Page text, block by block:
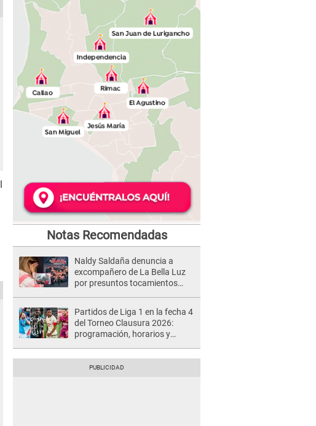
Notas Recomendadas
Naldy Saldaña denuncia a
excompañero de La Bella Luz
por presuntos tocamientos
Partidos de Liga 1 en la fecha 4
del Torneo Clausura 2026:
programación, horarios y